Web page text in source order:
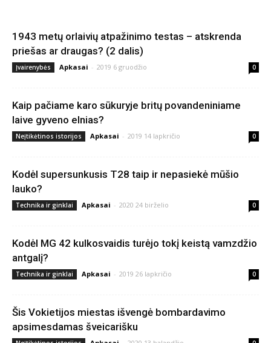
1943 metų orlaivių atpažinimo testas – atskrenda
priešas ar draugas? (2 dalis)
Įvairenybės Apkasai - 2019 6 gruodžio 0
Kaip pačiame karo sūkuryje britų povandeniniame
laive gyveno elnias?
Neįtikėtinos istorijos Apkasai - 2019 14 lapkričio 0
Kodėl supersunkusis T28 taip ir nepasiekė mūšio
lauko?
Technika ir ginklai Apkasai - 2020 24 birželio 0
Kodėl MG 42 kulkosvaidis turėjo tokį keistą vamzdžio
antgalį?
Technika ir ginklai Apkasai - 2019 26 lapkričio 0
Šis Vokietijos miestas išvengė bombardavimo
apsimesdamas šveicarišku